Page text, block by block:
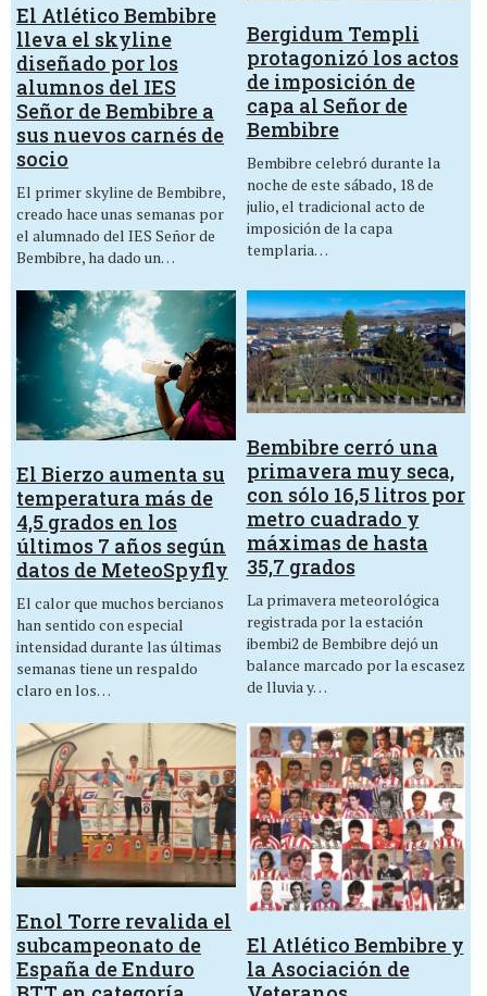
El Atlético Bembibre
lleva el skyline
diseñado por los
alumnos del IES
Señor de Bembibre a
sus nuevos carnés de
socio
El primer skyline de Bembibre,
creado hace unas semanas por
el alumnado del IES Señor de
Bembibre, ha dado un…
Bergidum Templi
protagonizó los actos
de imposición de
capa al Señor de
Bembibre
Bembibre celebró durante la
noche de este sábado, 18 de
julio, el tradicional acto de
imposición de la capa
templaria…
El Bierzo aumenta su
temperatura más de
4,5 grados en los
últimos 7 años según
datos de MeteoSpyfly
El calor que muchos bercianos
han sentido con especial
intensidad durante las últimas
semanas tiene un respaldo
claro en los…
Bembibre cerró una
primavera muy seca,
con sólo 16,5 litros por
metro cuadrado y
máximas de hasta
35,7 grados
La primavera meteorológica
registrada por la estación
ibembi2 de Bembibre dejó un
balance marcado por la escasez
de lluvia y…
Enol Torre revalida el
subcampeonato de
España de Enduro
El Atlético Bembibre y
la Asociación de